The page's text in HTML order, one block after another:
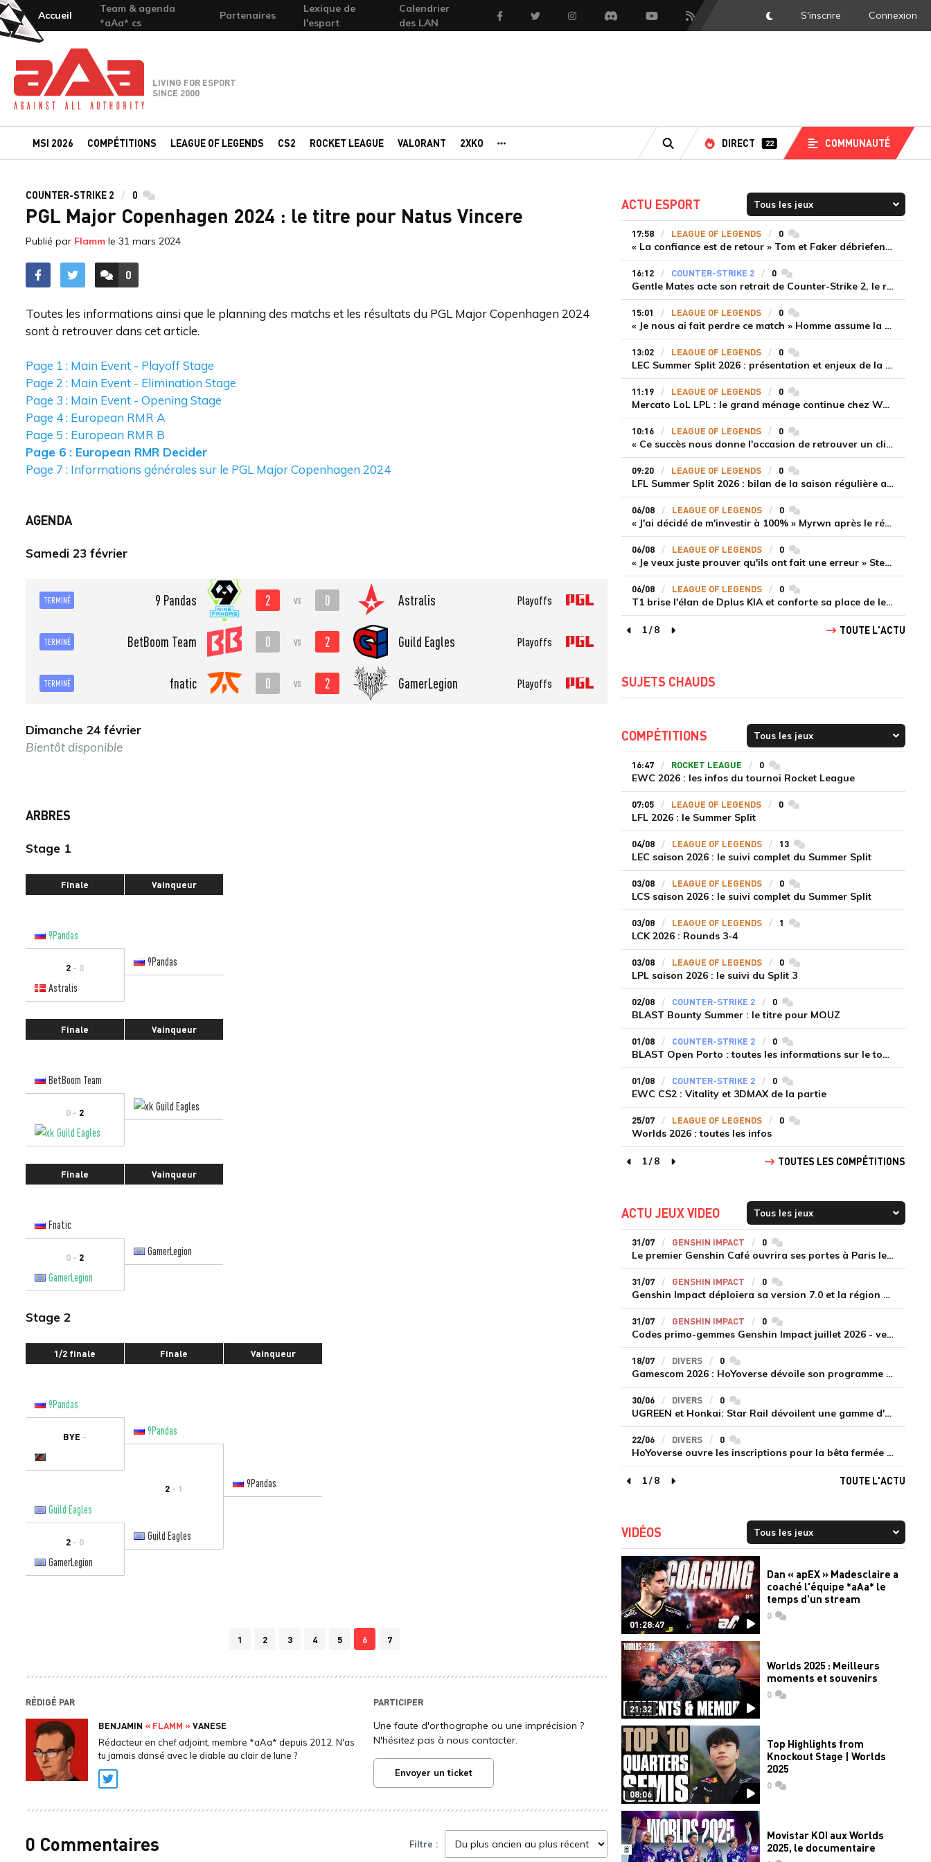
Accueil
Team & agenda
*aAa* cs
Partenaires
Lexique de
l'esport
Calendrier
des LAN
FacebookTwitter InstagramDiscord YoutubeFlux RSS DarkMode
S'inscrire Connexion
Team-aAa - against All authority
LIVING FOR ESPORT
SINCE 2000
MSI 2026 COMPÉTITIONS LEAGUE OF LEGENDS CS2 ROCKET LEAGUE VALORANT 2XKO
RECHERCHE
DIRECT 22 COMMUNAUTÉ
COUNTER-STRIKE 2 0 commentaires
PGL Major Copenhagen 2024 : le titre pour Natus Vincere
Publié par Flamm le 31 mars 2024
ACCÉDER AUX
0
COMMENTAIRES
Toutes les informations ainsi que le planning des matchs et les résultats du PGL Major Copenhagen 2024
sont à retrouver dans cet article.
Page 1 : Main Event - Playoff Stage
Page 2 : Main Event - Elimination Stage
Page 3 : Main Event - Opening Stage
Page 4 : European RMR A
Page 5 : European RMR B
Page 6 : European RMR Decider
Page 7 : Informations générales sur le PGL Major Copenhagen 2024
AGENDA
Samedi 23 février
TERMINÉ 9 Pandas 2 vs 0 Astralis Playoffs
TERMINÉ BetBoom Team 0 vs 2 Guild Eagles Playoffs
TERMINÉ fnatic 0 vs 2 GamerLegion Playoffs
Dimanche 24 février
Bientôt disponible
ARBRES
Stage 1
Finale Vainqueur
9Pandas
2 - 0
9Pandas
Astralis
Finale Vainqueur
BetBoom Team
0 - 2
Guild Eagles
Guild Eagles
Finale Vainqueur
Fnatic
0 - 2
GamerLegion
GamerLegion
Stage 2
1/2 finale Finale Vainqueur
9Pandas
BYE - 9Pandas
2 - 1
9Pandas
Guild Eagles
2 - 0
Guild Eagles
GamerLegion
1 2 3 4 5 6 7
RÉDIGÉ PAR
BENJAMIN « FLAMM »VANESE
Rédacteur en chef adjoint, membre *aAa* depuis 2012. N'as
tu jamais dansé avec le diable au clair de lune ?
Twitter
PARTICIPER
Une faute d'orthographe ou une imprécision ?
N'hésitez pas à nous contacter.
Envoyer un ticket
0 Commentaires Filtre :
ACTU ESPORT
17:58 LEAGUE OF LEGENDS 0commentaires
« La confiance est de retour » Tom et Faker débriefent la victoire convaincante de T1 face à Dplus KIA
16:12 COUNTER-STRIKE 2 0commentaires
Gentle Mates acte son retrait de Counter-Strike 2, le roster ibérique libéré
15:01 LEAGUE OF LEGENDS 0commentaires
« Je nous ai fait perdre ce match » Homme assume la responsabilité de la défaite de HLE face à Gen.G
13:02 LEAGUE OF LEGENDS 0commentaires
LEC Summer Split 2026 : présentation et enjeux de la troisième semaine de compétition
11:19 LEAGUE OF LEGENDS 0commentaires
Mercato LoL LPL : le grand ménage continue chez Weibo Gaming, Jiejie quitte le navire au profit de Xiaohao
10:16 LEAGUE OF LEGENDS 0commentaires
« Ce succès nous donne l'occasion de retrouver un climat beaucoup plus positif » Ryu et Canyon soulagés après la victoire de Gen.G sur HLE
09:20 LEAGUE OF LEGENDS 0commentaires
LFL Summer Split 2026 : bilan de la saison régulière avec Solary en tête
06/08 LEAGUE OF LEGENDS 0commentaires
« J'ai décidé de m'investir à 100% » Myrwn après le réveil de Movistar KOI face à Fnatic
06/08 LEAGUE OF LEGENDS 0commentaires
« Je veux juste prouver qu'ils ont fait une erreur » Stend se confie sur son mercato chaotique et ses ambitions avec Shifters
06/08 LEAGUE OF LEGENDS 0commentaires
T1 brise l'élan de Dplus KIA et conforte sa place de leader en LCK 2026 Rounds 3-4
page précédente
1/8
page suivante
TOUTE L'ACTU
SUJETS CHAUDS
COMPÉTITIONS
16:47 ROCKET LEAGUE 0commentaires
EWC 2026 : les infos du tournoi Rocket League
07:05 LEAGUE OF LEGENDS 0commentaires
LFL 2026 : le Summer Split
04/08 LEAGUE OF LEGENDS 13commentaires
LEC saison 2026 : le suivi complet du Summer Split
03/08 LEAGUE OF LEGENDS 0commentaires
LCS saison 2026 : le suivi complet du Summer Split
03/08 LEAGUE OF LEGENDS 1 commentaires
LCK 2026 : Rounds 3-4
03/08 LEAGUE OF LEGENDS 0commentaires
LPL saison 2026 : le suivi du Split 3
02/08 COUNTER-STRIKE 2 0commentaires
BLAST Bounty Summer : le titre pour MOUZ
01/08 COUNTER-STRIKE 2 0commentaires
BLAST Open Porto : toutes les informations sur le tournoi
01/08 COUNTER-STRIKE 2 0commentaires
EWC CS2 : Vitality et 3DMAX de la partie
25/07 LEAGUE OF LEGENDS 0commentaires
Worlds 2026 : toutes les infos
page précédente
1/8
page suivante
TOUTES LES COMPÉTITIONS
ACTU JEUX VIDEO
31/07 GENSHIN IMPACT 0commentaires
Le premier Genshin Café ouvrira ses portes à Paris le 14 août
31/07 GENSHIN IMPACT 0commentaires
Genshin Impact déploiera sa version 7.0 et la région de Snezhnaya le 12 août
31/07 GENSHIN IMPACT 0commentaires
Codes primo-gemmes Genshin Impact juillet 2026 - version 7.0
18/07 DIVERS 0commentaires
Gamescom 2026 : HoYoverse dévoile son programme et présente deux nouveaux jeux inédits
30/06 DIVERS 0commentaires
UGREEN et Honkai: Star Rail dévoilent une gamme d'accessoires de recharge en édition limitée
22/06 DIVERS 0commentaires
HoYoverse ouvre les inscriptions pour la bêta fermée de Honkai : Nexus Anima
page précédente
1/8
page suivante
TOUTE L'ACTU
VIDÉOS
01:28:47
Dan « apEX » Madesclaire a
coaché l'équipe *aAa* le
temps d'un stream
0commentaires
21:32
Worlds 2025 : Meilleurs
moments et souvenirs
0commentaires
08:06
Top Highlights from
Knockout Stage | Worlds
2025
0commentaires
Movistar KOI aux Worlds
2025, le documentaire